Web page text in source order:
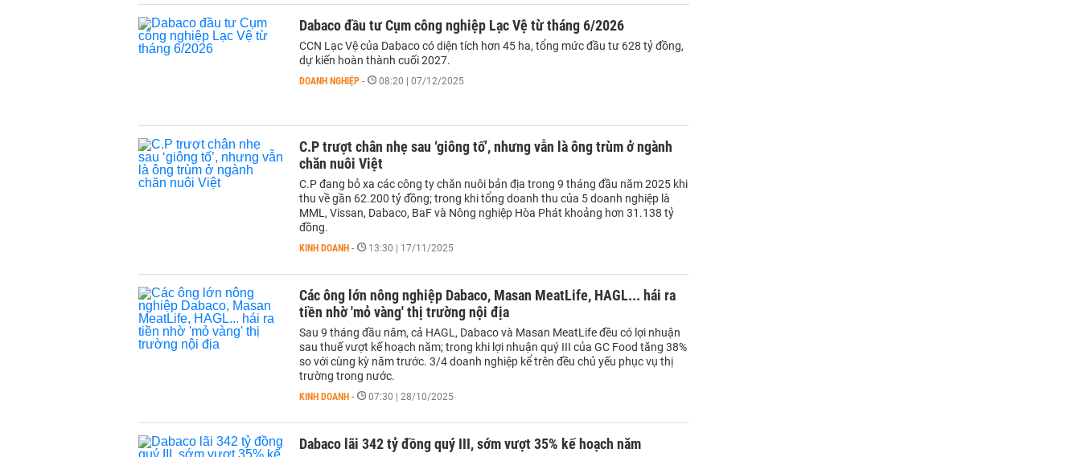
Dabaco đầu tư Cụm công nghiệp Lạc Vệ từ tháng 6/2026
CCN Lạc Vệ của Dabaco có diện tích hơn 45 ha, tổng mức đầu tư 628 tỷ đồng,
dự kiến hoàn thành cuối 2027.
DOANH NGHIỆP - 08:20 | 07/12/2025
C.P trượt chân nhẹ sau ‘giông tố’, nhưng vẫn là ông trùm ở ngành
chăn nuôi Việt
C.P đang bỏ xa các công ty chăn nuôi bản địa trong 9 tháng đầu năm 2025 khi
thu về gần 62.200 tỷ đồng; trong khi tổng doanh thu của 5 doanh nghiệp là
MML, Vissan, Dabaco, BaF và Nông nghiệp Hòa Phát khoảng hơn 31.138 tỷ
đồng.
KINH DOANH - 13:30 | 17/11/2025
Các ông lớn nông nghiệp Dabaco, Masan MeatLife, HAGL... hái ra
tiền nhờ 'mỏ vàng' thị trường nội địa
Sau 9 tháng đầu năm, cả HAGL, Dabaco và Masan MeatLife đều có lợi nhuận
sau thuế vượt kế hoạch năm; trong khi lợi nhuận quý III của GC Food tăng 38%
so với cùng kỳ năm trước. 3/4 doanh nghiệp kể trên đều chủ yếu phục vụ thị
trường trong nước.
KINH DOANH - 07:30 | 28/10/2025
Dabaco lãi 342 tỷ đồng quý III, sớm vượt 35% kế hoạch năm